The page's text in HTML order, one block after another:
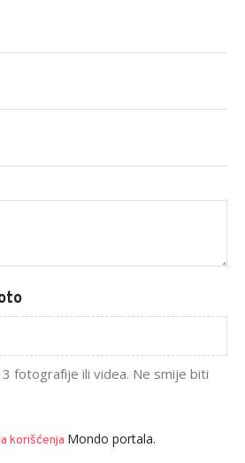
fotografije ili videa. Ne smije biti
korišćenja Mondo portala.